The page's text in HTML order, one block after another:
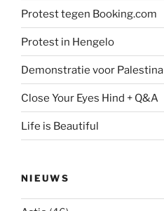
Protest tegen Booking.com
Protest in Hengelo
Demonstratie voor Palestina
Close Your Eyes Hind + Q&A
Life is Beautiful
NIEUWS